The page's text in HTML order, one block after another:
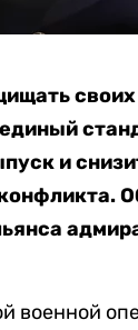
и
военной